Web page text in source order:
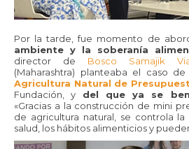
Por la tarde, fue momento de
ambiente y la soberanía
director de Bosco Samajik
(Maharashtra) planteaba el caso
Agricultura Natural de
Fundación, y del que ya se
«Gracias a la construcción de mini
de agricultura natural, se controla
salud, los hábitos alimenticios y